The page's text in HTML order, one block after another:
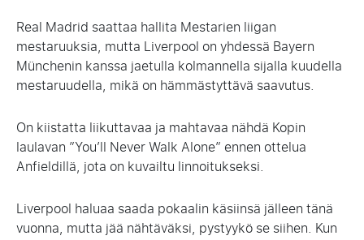
Real Madrid saattaa hallita Mestarien liigan
mestaruuksia, mutta Liverpool on yhdessä Bayern
Münchenin kanssa jaetulla kolmannella sijalla kuudella
mestaruudella, mikä on hämmästyttävä saavutus.
On kiistatta liikuttavaa ja mahtavaa nähdä Kopin
laulavan ”You’ll Never Walk Alone” ennen ottelua
Anfieldillä, jota on kuvailtu linnoitukseksi.
Liverpool haluaa saada pokaalin käsiinsä jälleen tänä
vuonna, mutta jää nähtäväksi, pystyykö se siihen. Kun